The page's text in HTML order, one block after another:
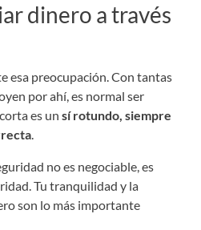
dinero a través
esa preocupación. Con tantas
por ahí, es normal ser
es un sí rotundo, siempre
.
no es negociable, es
Tu tranquilidad y la
son lo más importante